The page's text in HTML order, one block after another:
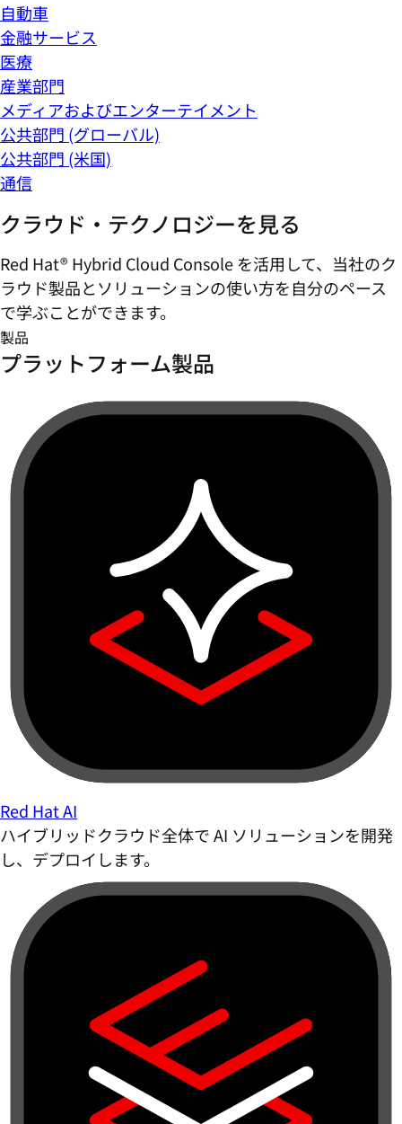
自動車
金融サービス
医療
産業部門
メディアおよびエンターテイメント
公共部門 (グローバル)
公共部門 (米国)
通信
クラウド・テクノロジーを見る
Red Hat® Hybrid Cloud Console を活用して、当社のク
ラウド製品とソリューションの使い方を自分のペース
で学ぶことができます。
製品
プラットフォーム製品
Red Hat AI
ハイブリッドクラウド全体で AI ソリューションを開発
し、デプロイします。